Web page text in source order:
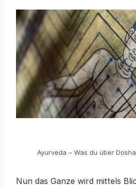
Ayurveda – Was du über
Nun das Ganze wird mittels